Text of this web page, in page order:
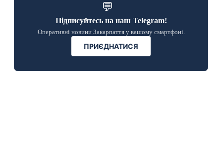
💬
Підписуйтесь на наш Telegram!
Оперативні новини Закарпаття у вашому смартфоні.
ПРИЄДНАТИСЯ